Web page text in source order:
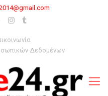
Δεδομένων